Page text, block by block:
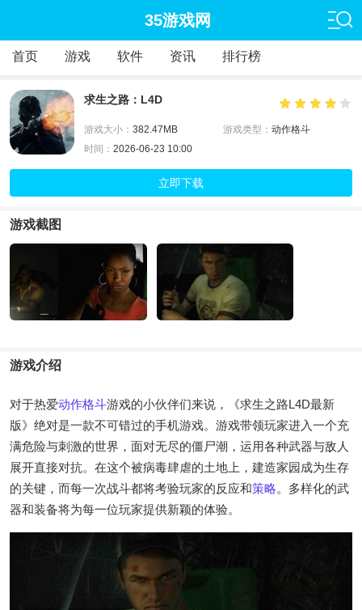
35游戏网
首页 游戏 软件 资讯 排行榜
求生之路：L4D
游戏大小： 382.47MB 游戏类型： 动作格斗
时间： 2026-06-23 10:00
立即下载
游戏截图
游戏介绍
对于热爱动作格斗游戏的小伙伴们来说，《求生之路L4D最新
版》绝对是一款不可错过的手机游戏。游戏带领玩家进入一个充
满危险与刺激的世界，面对无尽的僵尸潮，运用各种武器与敌人
展开直接对抗。在这个被病毒肆虐的土地上，建造家园成为生存
的关键，而每一次战斗都将考验玩家的反应和策略。多样化的武
器和装备将为每一位玩家提供新颖的体验。